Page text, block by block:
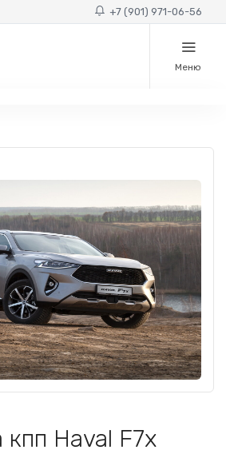
+7 (901) 971-06-56
Меню
Haval F7x